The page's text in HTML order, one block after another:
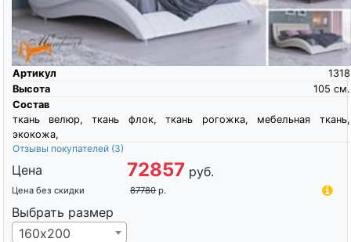
Артикул
1318
Высота
см.
105
Состав
ткань велюр, ткань флок, ткань рогожка, мебельная ткань,
экокожа,
Отзывы покупателей (3)
Цена 72857 руб.
Цена без скидки 87780 р.
Выбрать размер
160х200